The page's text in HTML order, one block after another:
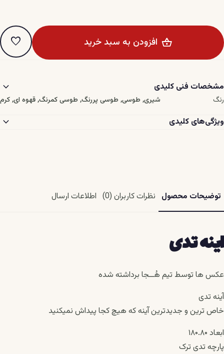
افزودن به سبد خرید favorite
مشخصات فنی کلیدی expand_more
رنگ شیری, طوسی, طوسی پررنگ, طوسی کمرنگ, قهوه ای, کرم
ویژگی‌های کلیدی expand_more
توضیحات محصول نظرات کاربران (0) اطلاعات ارسال
اینه تدی
عکس ها توسط تیم هُــجا برداشته شده
آینه تدی
خاص ترین و جدیدترین آینه که هیچ کجا پیداش نمیکنید
ابعاد ۱۸۰.۸۰
پارچه تدی ترک